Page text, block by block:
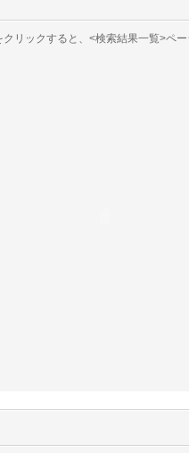
リックすると、<検索結果一覧>ペ